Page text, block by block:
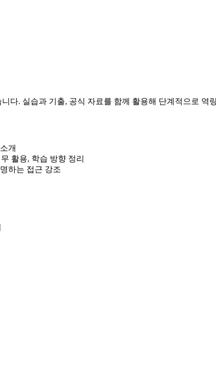
다. 실습과 기출, 공식 자료를 함께 활용해 단계적으로 역
개
활용, 학습 방향 정리
하는 접근 강조